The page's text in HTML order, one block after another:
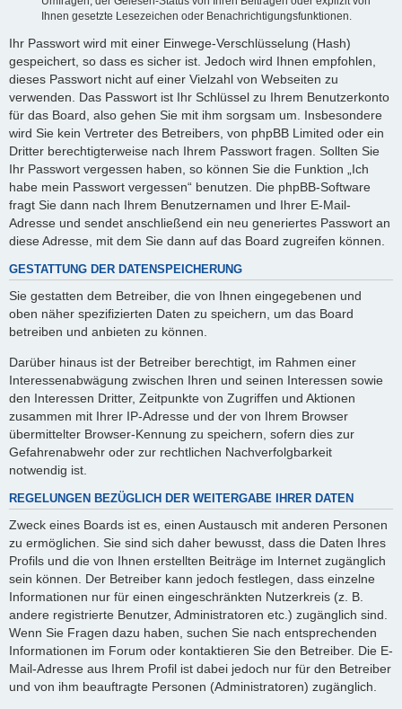
Ihnen gesetzte Lesezeichen oder Benachrichtigungsfunktionen.
Ihr Passwort wird mit einer Einwege-Verschlüsselung (Hash)
gespeichert, so dass es sicher ist. Jedoch wird Ihnen empfohlen,
dieses Passwort nicht auf einer Vielzahl von Webseiten zu
verwenden. Das Passwort ist Ihr Schlüssel zu Ihrem Benutzerkonto
für das Board, also gehen Sie mit ihm sorgsam um. Insbesondere
wird Sie kein Vertreter des Betreibers, von phpBB Limited oder ein
Dritter berechtigterweise nach Ihrem Passwort fragen. Sollten Sie
Ihr Passwort vergessen haben, so können Sie die Funktion „Ich
habe mein Passwort vergessen“ benutzen. Die phpBB-Software
fragt Sie dann nach Ihrem Benutzernamen und Ihrer E-Mail-
Adresse und sendet anschließend ein neu generiertes Passwort an
diese Adresse, mit dem Sie dann auf das Board zugreifen können.
GESTATTUNG DER DATENSPEICHERUNG
Sie gestatten dem Betreiber, die von Ihnen eingegebenen und
oben näher spezifizierten Daten zu speichern, um das Board
betreiben und anbieten zu können.
Darüber hinaus ist der Betreiber berechtigt, im Rahmen einer
Interessenabwägung zwischen Ihren und seinen Interessen sowie
den Interessen Dritter, Zeitpunkte von Zugriffen und Aktionen
zusammen mit Ihrer IP-Adresse und der von Ihrem Browser
übermittelter Browser-Kennung zu speichern, sofern dies zur
Gefahrenabwehr oder zur rechtlichen Nachverfolgbarkeit
notwendig ist.
REGELUNGEN BEZÜGLICH DER WEITERGABE IHRER DATEN
Zweck eines Boards ist es, einen Austausch mit anderen Personen
zu ermöglichen. Sie sind sich daher bewusst, dass die Daten Ihres
Profils und die von Ihnen erstellten Beiträge im Internet zugänglich
sein können. Der Betreiber kann jedoch festlegen, dass einzelne
Informationen nur für einen eingeschränkten Nutzerkreis (z. B.
andere registrierte Benutzer, Administratoren etc.) zugänglich sind.
Wenn Sie Fragen dazu haben, suchen Sie nach entsprechenden
Informationen im Forum oder kontaktieren Sie den Betreiber. Die E-
Mail-Adresse aus Ihrem Profil ist dabei jedoch nur für den Betreiber
und von ihm beauftragte Personen (Administratoren) zugänglich.